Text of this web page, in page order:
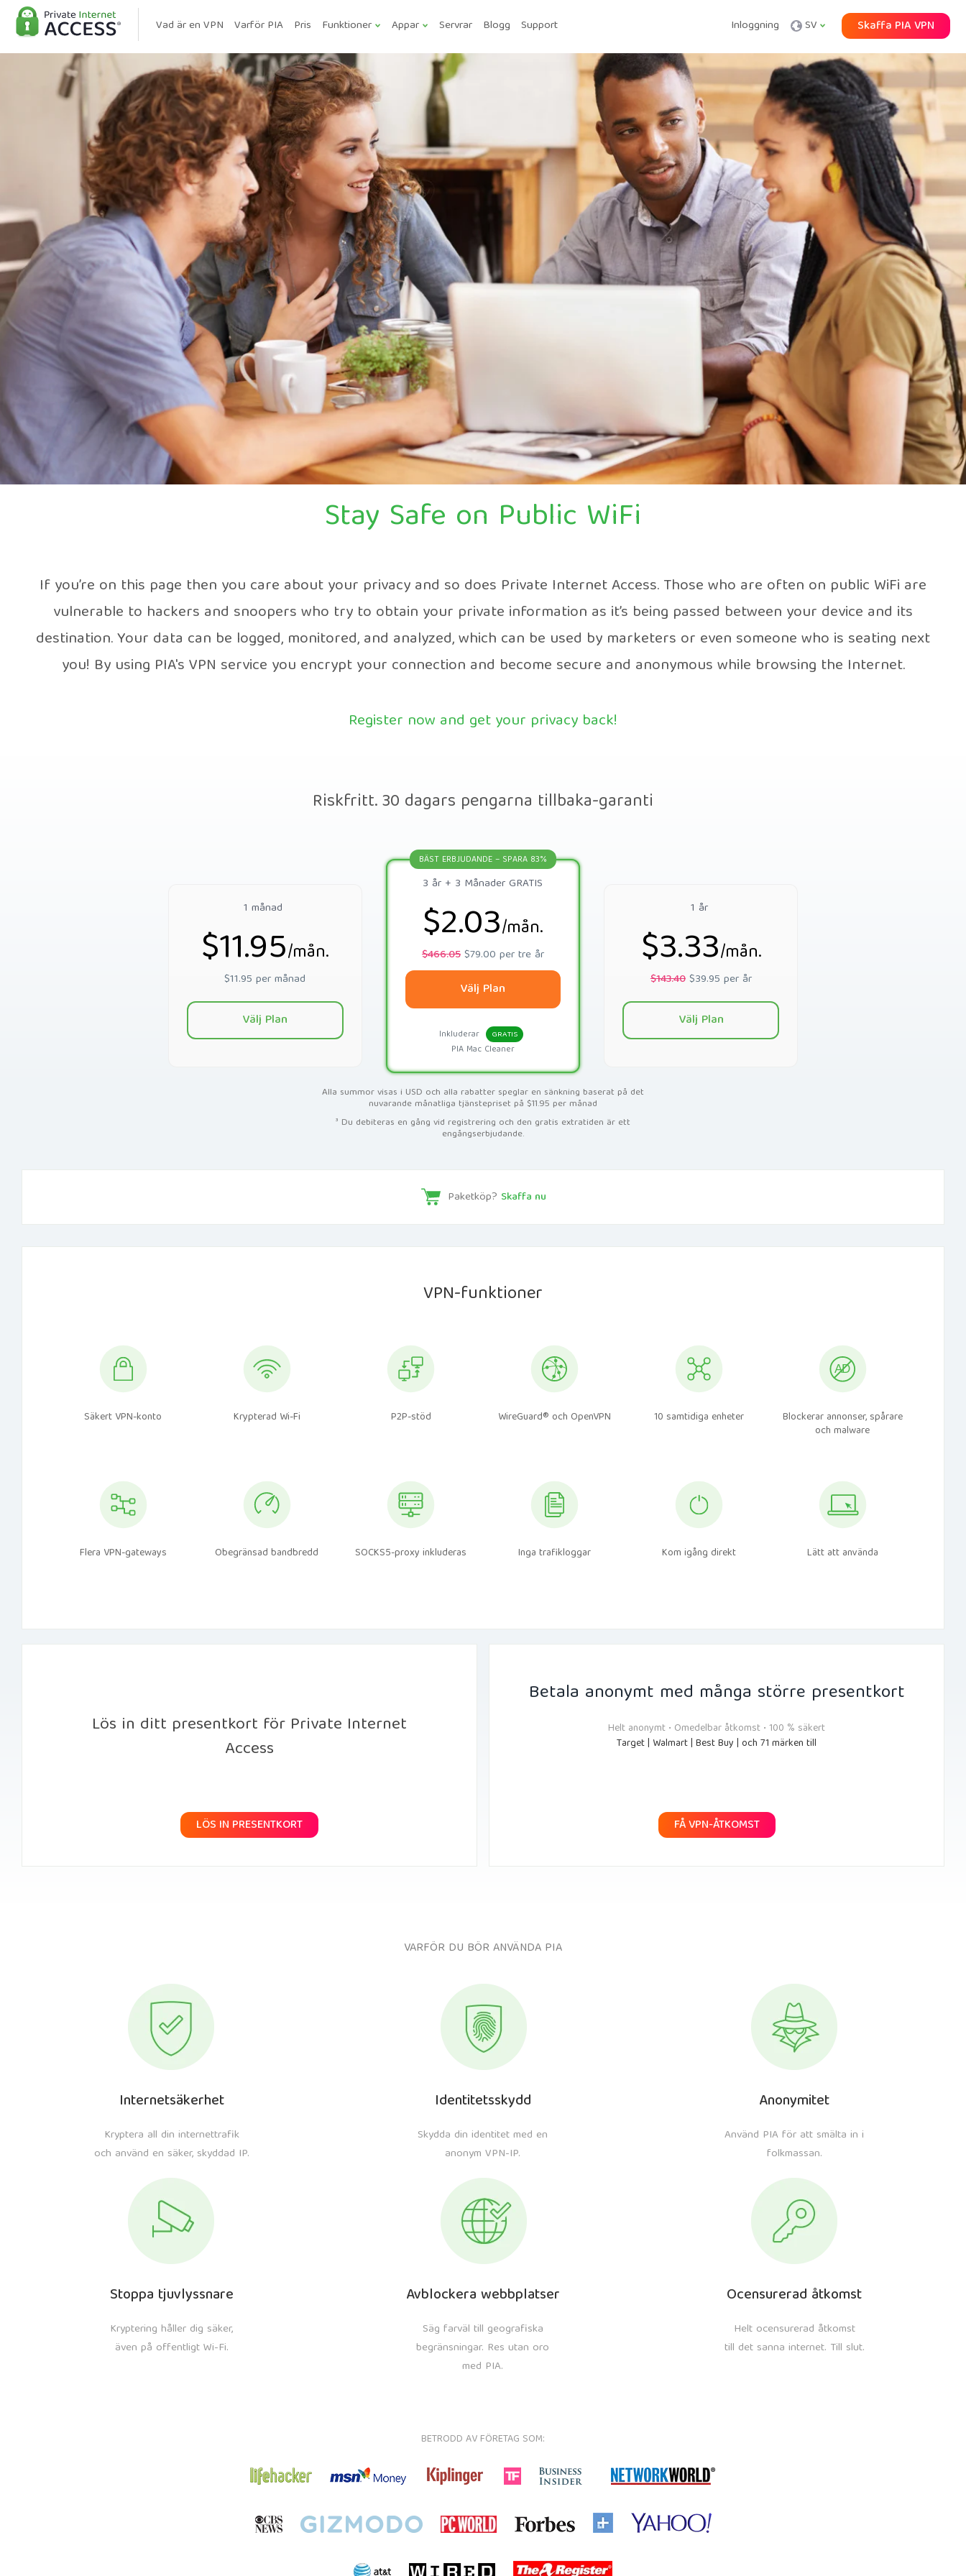
Vad är en VPN Varför PIA Pris Funktioner Appar Servrar Blogg Support Inloggning SV Skaffa PIA VPN
Stay Safe on Public WiFi
If you’re on this page then you care about your privacy and so does Private Internet Access. Those who are often on public WiFi are
vulnerable to hackers and snoopers who try to obtain your private information as it’s being passed between your device and its
destination. Your data can be logged, monitored, and analyzed, which can be used by marketers or even someone who is seating next
you! By using PIA's VPN service you encrypt your connection and become secure and anonymous while browsing the Internet.
Register now and get your privacy back!
Riskfritt. 30 dagars pengarna tillbaka-garanti
1 månad
$11.95/mån.
$11.95 per månad
Välj Plan
BÄST ERBJUDANDE – SPARA 83%
3 år + 3 Månader GRATIS
$2.03/mån.
$466.05$79.00 per tre år
Välj Plan
Inkluderar GRATIS
PIA Mac Cleaner
1 år
$3.33/mån.
$143.40$39.95 per år
Välj Plan
Alla summor visas i USD och alla rabatter speglar en sänkning baserat på det
nuvarande månatliga tjänstepriset på $11.95 per månad
³ Du debiteras en gång vid registrering och den gratis extratiden är ett
engångserbjudande.
Paketköp? Skaffa nu
VPN-funktioner
Säkert VPN-konto Krypterad Wi-Fi P2P-stöd WireGuard® och OpenVPN 10 samtidiga enheter Blockerar annonser, spårare
och malware
Flera VPN-gateways Obegränsad bandbredd SOCKS5-proxy inkluderas Inga trafikloggar Kom igång direkt Lätt att använda
Lös in ditt presentkort för Private Internet
Access
LÖS IN PRESENTKORT
Betala anonymt med många större presentkort
Helt anonymt • Omedelbar åtkomst • 100 % säkert
Target | Walmart | Best Buy | och 71 märken till
FÅ VPN-ÅTKOMST
VARFÖR DU BÖR ANVÄNDA PIA
Internetsäkerhet
Kryptera all din internettrafik
och använd en säker, skyddad IP.
Identitetsskydd
Skydda din identitet med en
anonym VPN-IP.
Anonymitet
Använd PIA för att smälta in i
folkmassan.
Stoppa tjuvlyssnare
Kryptering håller dig säker,
även på offentligt Wi-Fi.
Avblockera webbplatser
Säg farväl till geografiska
begränsningar. Res utan oro
med PIA.
Ocensurerad åtkomst
Helt ocensurerad åtkomst
till det sanna internet. Till slut.
BETRODD AV FÖRETAG SOM: